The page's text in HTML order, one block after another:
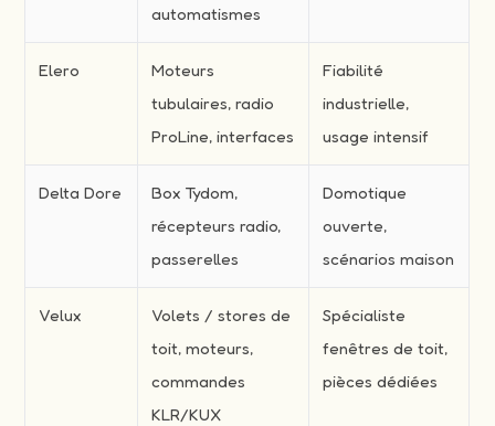
automatismes
Elero
Moteurs
tubulaires, radio
ProLine, interfaces
Fiabilité
industrielle,
usage intensif
Delta Dore
Box Tydom,
récepteurs radio,
passerelles
Domotique
ouverte,
scénarios maison
Velux
Volets / stores de
toit, moteurs,
commandes
KLR/KUX
Spécialiste
fenêtres de toit,
pièces dédiées